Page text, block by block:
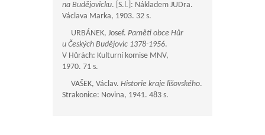
na Budějovicku. [S.l.]: Nákladem JUDra.
Václava Marka, 1903. 32 s.
URBÁNEK, Josef. Paměti obce Hůr
u Českých Budějovic 1378-1956.
V Hůrách: Kulturní komise MNV,
1970. 71 s.
VAŠEK, Václav. Historie kraje lišovského.
Strakonice: Novina, 1941. 483 s.